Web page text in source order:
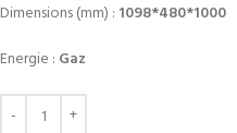
Dimensions (mm) : 1098*480*1000
Energie : Gaz